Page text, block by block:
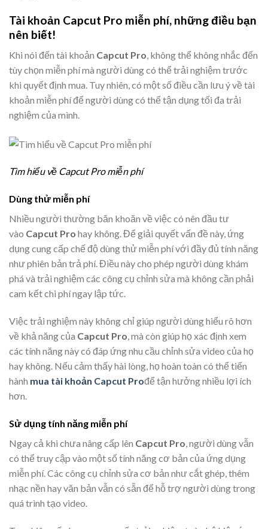
Tài khoản Capcut Pro miễn phí, những điều bạn
nên biết!
Khi nói đến tài khoản Capcut Pro, không thể không nhắc đến
tùy chọn miễn phí mà người dùng có thể trải nghiệm trước
khi quyết định mua. Tuy nhiên, có một số điều cần lưu ý về tài
khoản miễn phí để người dùng có thể tận dụng tối đa trải
nghiệm của mình.
Tìm hiểu về Capcut Pro miễn phí
Dùng thử miễn phí
Nhiều người thường băn khoăn về việc có nên đầu tư
vào Capcut Pro hay không. Để giải quyết vấn đề này, ứng
dụng cung cấp chế độ dùng thử miễn phí với đầy đủ tính năng
như phiên bản trả phí. Điều này cho phép người dùng khám
phá và trải nghiệm các công cụ chỉnh sửa mà không cần phải
cam kết chi phí ngay lập tức.
Việc trải nghiệm này không chỉ giúp người dùng hiểu rõ hơn
về khả năng của Capcut Pro, mà còn giúp họ xác định xem
các tính năng này có đáp ứng nhu cầu chỉnh sửa video của họ
hay không. Nếu cảm thấy hài lòng, họ hoàn toàn có thể tiến
hành mua tài khoản Capcut Prođể tận hưởng nhiều lợi ích
hơn.
Sử dụng tính năng miễn phí
Ngay cả khi chưa nâng cấp lên Capcut Pro, người dùng vẫn
có thể truy cập vào một số tính năng cơ bản của ứng dụng
miễn phí. Các công cụ chỉnh sửa cơ bản như cắt ghép, thêm
nhạc nền hay văn bản vẫn có sẵn để hỗ trợ người dùng trong
quá trình tạo video.